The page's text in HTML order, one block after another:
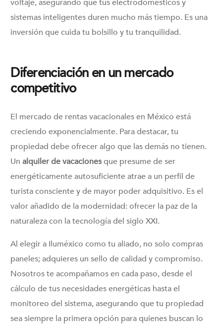
voltaje, asegurando que tus electrodomésticos y
sistemas inteligentes duren mucho más tiempo. Es una
inversión que cuida tu bolsillo y tu tranquilidad.
Diferenciación en un mercado
competitivo
El mercado de rentas vacacionales en México está
creciendo exponencialmente. Para destacar, tu
propiedad debe ofrecer algo que las demás no tienen.
Unalquiler de vacacionesque presume de ser
energéticamente autosuficiente atrae a un perfil de
turista consciente y de mayor poder adquisitivo. Es el
valor añadido de la modernidad: ofrecer la paz de la
naturaleza con la tecnología del siglo XXI.
Al elegir a Iluméxico como tu aliado, no solo compras
paneles; adquieres un sello de calidad y compromiso.
Nosotros te acompañamos en cada paso, desde el
cálculo de tus necesidades energéticas hasta el
monitoreo del sistema, asegurando que tu propiedad
sea siempre la primera opción para quienes buscan lo